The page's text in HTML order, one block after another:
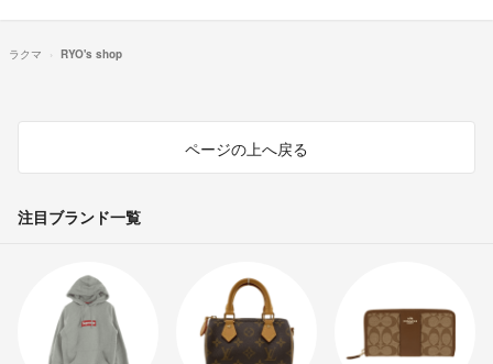
ラクマ RYO's shop
ページの上へ戻る
注目ブランド一覧